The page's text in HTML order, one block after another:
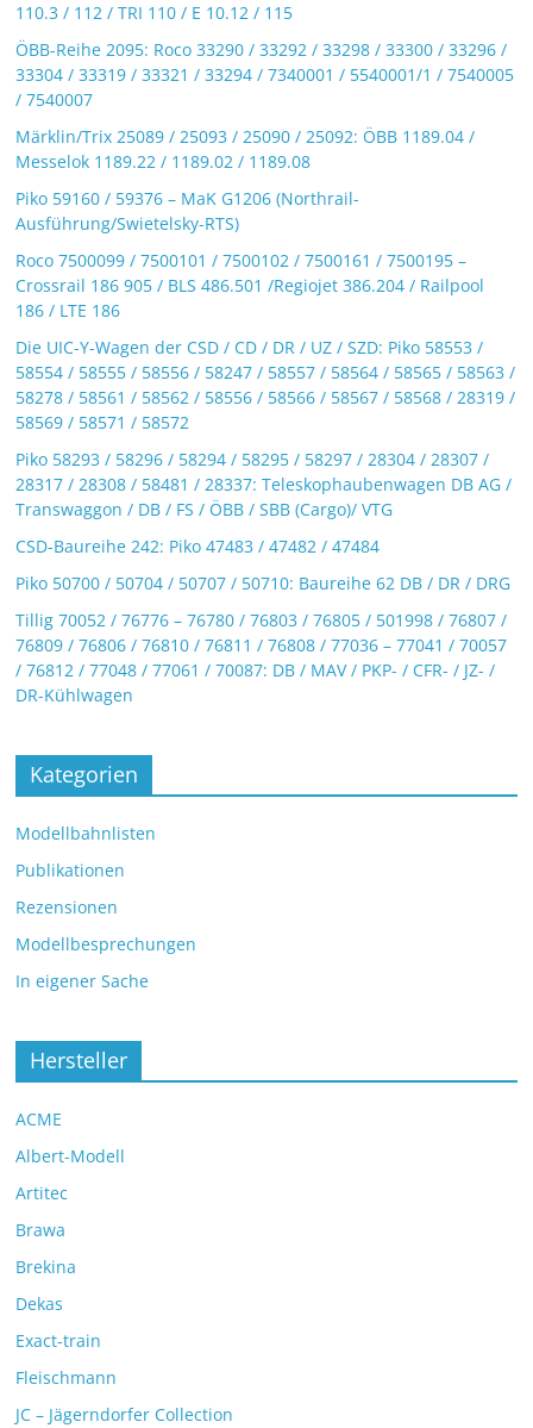
110.3 / 112 / TRI 110 / E 10.12 / 115
ÖBB-Reihe 2095: Roco 33290 / 33292 / 33298 / 33300 / 33296 /
33304 / 33319 / 33321 / 33294 / 7340001 / 5540001/1 / 7540005
/ 7540007
Märklin/Trix 25089 / 25093 / 25090 / 25092: ÖBB 1189.04 /
Messelok 1189.22 / 1189.02 / 1189.08
Piko 59160 / 59376 – MaK G1206 (Northrail-
Ausführung/Swietelsky-RTS)
Roco 7500099 / 7500101 / 7500102 / 7500161 / 7500195 –
Crossrail 186 905 / BLS 486.501 /Regiojet 386.204 / Railpool
186 / LTE 186
Die UIC-Y-Wagen der CSD / CD / DR / UZ / SZD: Piko 58553 /
58554 / 58555 / 58556 / 58247 / 58557 / 58564 / 58565 / 58563 /
58278 / 58561 / 58562 / 58556 / 58566 / 58567 / 58568 / 28319 /
58569 / 58571 / 58572
Piko 58293 / 58296 / 58294 / 58295 / 58297 / 28304 / 28307 /
28317 / 28308 / 58481 / 28337: Teleskophaubenwagen DB AG /
Transwaggon / DB / FS / ÖBB / SBB (Cargo)/ VTG
CSD-Baureihe 242: Piko 47483 / 47482 / 47484
Piko 50700 / 50704 / 50707 / 50710: Baureihe 62 DB / DR / DRG
Tillig 70052 / 76776 – 76780 / 76803 / 76805 / 501998 / 76807 /
76809 / 76806 / 76810 / 76811 / 76808 / 77036 – 77041 / 70057
/ 76812 / 77048 / 77061 / 70087: DB / MAV / PKP- / CFR- / JZ- /
DR-Kühlwagen
Kategorien
Modellbahnlisten
Publikationen
Rezensionen
Modellbesprechungen
In eigener Sache
Hersteller
ACME
Albert-Modell
Artitec
Brawa
Brekina
Dekas
Exact-train
Fleischmann
JC – Jägerndorfer Collection